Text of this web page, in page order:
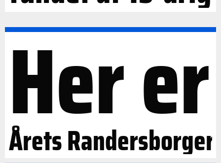
Her er
Årets Randersborger